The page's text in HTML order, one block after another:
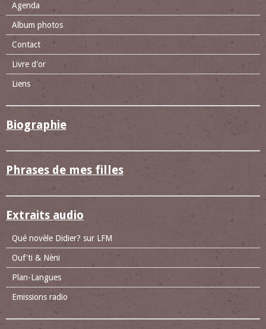
Agenda
Album photos
Contact
Livre d'or
Liens
Biographie
Phrases de mes filles
Extraits audio
Qué novèle Didier? sur LFM
Ouf'ti & Nèni
Plan-Langues
Emissions radio